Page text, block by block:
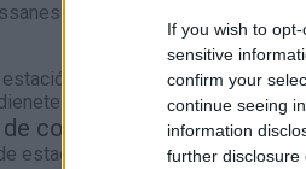
If you wish to
sensitive
confirm your
continue seeing
information
further disclosure
situada a 1,96 kilómetros de
al servicio de cercanías
contacto
estaciones